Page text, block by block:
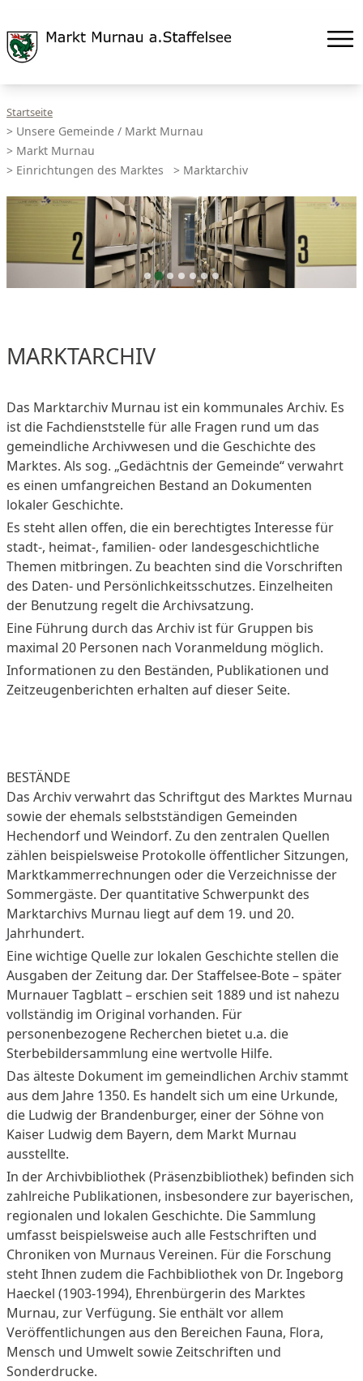
Startseite
> Unsere Gemeinde / Markt Murnau
> Markt Murnau
> Einrichtungen des Marktes > Marktarchiv
MARKTARCHIV
Das Marktarchiv Murnau ist ein kommunales Archiv. Es
ist die Fachdienststelle für alle Fragen rund um das
gemeindliche Archivwesen und die Geschichte des
Marktes. Als sog. „Gedächtnis der Gemeinde“ verwahrt
es einen umfangreichen Bestand an Dokumenten
lokaler Geschichte.
Es steht allen offen, die ein berechtigtes Interesse für
stadt-, heimat-, familien- oder landesgeschichtliche
Themen mitbringen. Zu beachten sind die Vorschriften
des Daten- und Persönlichkeitsschutzes. Einzelheiten
der Benutzung regelt die Archivsatzung.
Eine Führung durch das Archiv ist für Gruppen bis
maximal 20 Personen nach Voranmeldung möglich.
Informationen zu den Beständen, Publikationen und
Zeitzeugenberichten erhalten auf dieser Seite.
BESTÄNDE
Das Archiv verwahrt das Schriftgut des Marktes Murnau
sowie der ehemals selbstständigen Gemeinden
Hechendorf und Weindorf. Zu den zentralen Quellen
zählen beispielsweise Protokolle öffentlicher Sitzungen,
Marktkammerrechnungen oder die Verzeichnisse der
Sommergäste. Der quantitative Schwerpunkt des
Marktarchivs Murnau liegt auf dem 19. und 20.
Jahrhundert.
Eine wichtige Quelle zur lokalen Geschichte stellen die
Ausgaben der Zeitung dar. Der Staffelsee-Bote – später
Murnauer Tagblatt – erschien seit 1889 und ist nahezu
vollständig im Original vorhanden. Für
personenbezogene Recherchen bietet u.a. die
Sterbebildersammlung eine wertvolle Hilfe.
Das älteste Dokument im gemeindlichen Archiv stammt
aus dem Jahre 1350. Es handelt sich um eine Urkunde,
die Ludwig der Brandenburger, einer der Söhne von
Kaiser Ludwig dem Bayern, dem Markt Murnau
ausstellte.
In der Archivbibliothek (Präsenzbibliothek) befinden sich
zahlreiche Publikationen, insbesondere zur bayerischen,
regionalen und lokalen Geschichte. Die Sammlung
umfasst beispielsweise auch alle Festschriften und
Chroniken von Murnaus Vereinen. Für die Forschung
steht Ihnen zudem die Fachbibliothek von Dr. Ingeborg
Haeckel (1903-1994), Ehrenbürgerin des Marktes
Murnau, zur Verfügung. Sie enthält vor allem
Veröffentlichungen aus den Bereichen Fauna, Flora,
Mensch und Umwelt sowie Zeitschriften und
Sonderdrucke.